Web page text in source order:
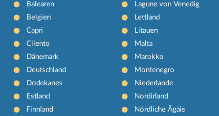
Balearen
Belgien
Capri
Cilento
Dänemark
Deutschland
Dodekanes
Estland
Finnland
Lagune von Venedig
Lettland
Litauen
Malta
Marokko
Montenegro
Niederlande
Nordirland
Nördliche Ägäis